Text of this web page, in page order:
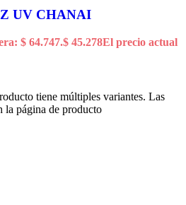
UV CHANAI
$ 64.747.$ 45.278El precio actual
tiene múltiples variantes. Las
la página de producto